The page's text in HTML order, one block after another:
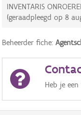
INVENTARIS
(geraadpleegd op8
Beheerder fiche:
Heb je